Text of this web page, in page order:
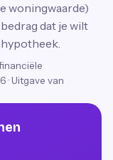
woningwaarde)
dat je wilt
financiële
· Uitgave van